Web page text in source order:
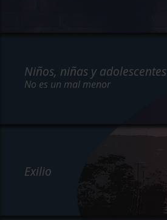
Niños, niñas y adolescentes
No es un mal menor
Exilio